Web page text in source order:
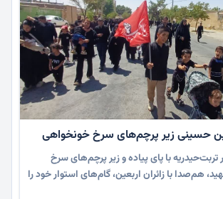
حسینی زیر پرچم‌های سرخ خونخواهی
با پای پیاده و زیر پرچم‌های سرخ
هم‌صدا با زائران اربعین، گام‌‌های استوار خود را